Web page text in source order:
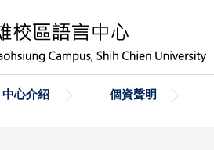
中心介紹 個資聲明